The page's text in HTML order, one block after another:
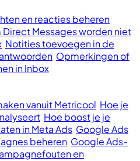
en reacties beheren
Direct Messages worden niet
Notities toevoegen in de
Opmerkingen of
in Inbox
vanuit Metricool Hoe je
Hoe boost je je
in Meta Ads Google Ads
beheren Google Ads-
en